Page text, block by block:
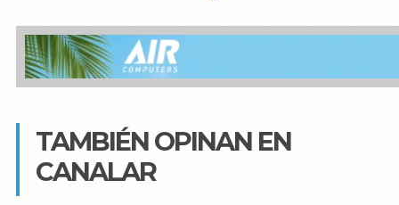
TAMBIÉN OPINAN EN
CANALAR